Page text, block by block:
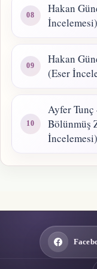
Hakan
İncelemesi)
Hakan
(Eser
Ayfer Tunç
Bölünmüş
İncelemesi)